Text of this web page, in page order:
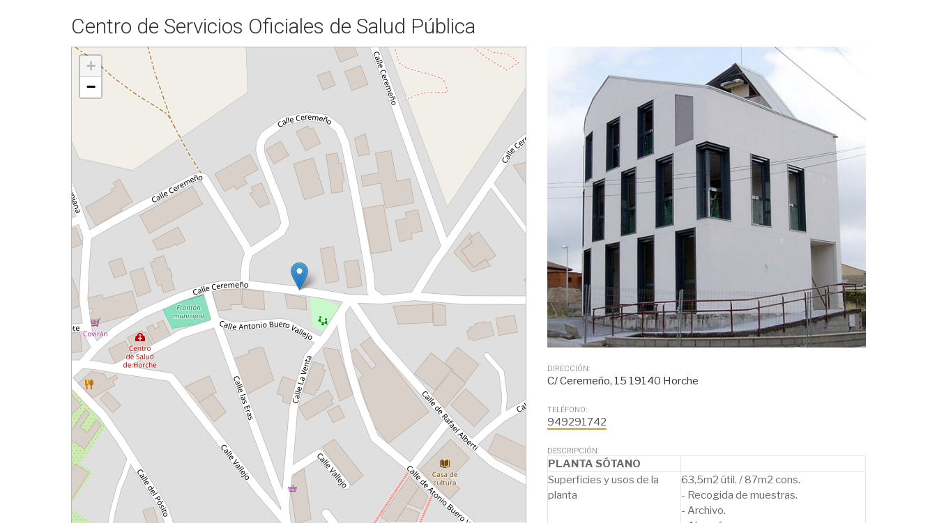
Centro de Servicios Oficiales de Salud Pública
+
−
DIRECCIÓN:
C/ Ceremeño, 15 19140 Horche
TELÉFONO:
949291742
DESCRIPCIÓN:
PLANTA SÓTANO
Superficies y usos de la
planta
63,5m2 útil. / 87m2 cons.
- Recogida de muestras.
- Archivo.